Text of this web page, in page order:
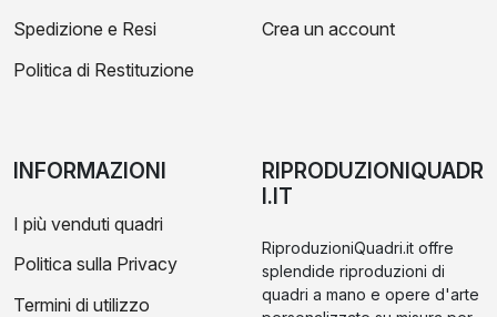
Spedizione e Resi
Politica di Restituzione
Crea un account
INFORMAZIONI
I più venduti quadri
Politica sulla Privacy
Termini di utilizzo
RIPRODUZIONIQUADR
I.IT
RiproduzioniQuadri.it offre
splendide riproduzioni di
quadri a mano e opere d'arte